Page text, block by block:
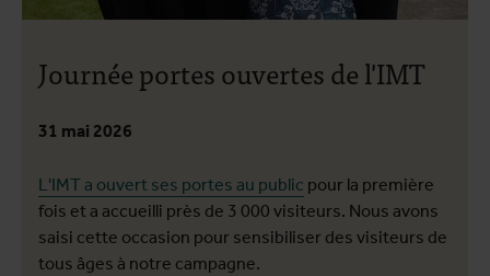
Journée portes ouvertes de l'IMT
31 mai 2026
L'IMT a ouvert ses portes au public pour la première
fois et a accueilli près de 3 000 visiteurs. Nous avons
saisi cette occasion pour sensibiliser des visiteurs de
tous âges à notre campagne.